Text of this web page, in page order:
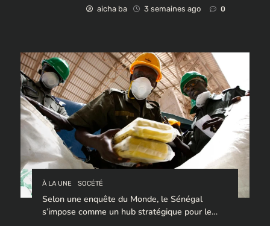
aicha ba 3 semaines ago 0
À LA UNE SOCÉTÉ
Selon une enquête du Monde, le Sénégal
s’impose comme un hub stratégique pour le